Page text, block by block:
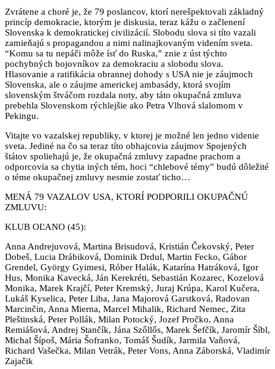
Zvrátene a choré je, že 79 poslancov, ktorí nerešpektovali základný
princíp demokracie, ktorým je diskusia, teraz kážu o začlenení
Slovenska k demokratickej civilizácií. Slobodu slova si títo vazali
zamieňajú s propagandou a nimi nalinajkovaným videním sveta.
“Komu sa tu nepáči môže ísť do Ruska,” znie z úst týchto
pochybných bojovníkov za demokraciu a slobodu slova.
Hlasovanie a ratifikácia obrannej dohody s USA nie je záujmoch
Slovenska, ale o záujme americkej ambasády, ktorá svojím
slovenským štváčom rozdala noty, aby táto okupačná zmluva
prebehla Slovenskom rýchlejšie ako Petra Vlhová slalomom v
Pekingu.
Vitajte vo vazalskej republiky, v ktorej je možné len jedno videnie
sveta. Jediné na čo sa teraz títo obhajcovia záujmov Spojených
štátov spoliehajú je, že okupačná zmluvy zapadne prachom a
odporcovia sa chytia iných tém, hoci “chlebové témy” budú dôležité
o téme okupačnej zmluvy nesmie zostať ticho…
MENÁ 79 VAZALOV USA, KTORÍ PODPORILI OKUPAČNÚ
ZMLUVU:
KLUB OĽANO (45):
Anna Andrejuvová, Martina Brisudová, Kristián Čekovský, Peter
Dobeš, Lucia Drábiková, Dominik Drdul, Martin Fecko, Gábor
Grendel, György Gyimesi, Róber Halák, Katarína Hatráková, Igor
Hus, Monika Kavecká, Ján Kerekréti, Sebastián Kozarec, Kozelová
Monika, Marek Krajčí, Peter Kremský, Juraj Krúpa, Karol Kučera,
Lukáš Kyselica, Peter Liba, Jana Majorová Garstková, Radovan
Marcinčin, Anna Mierna, Marcel Mihalik, Richard Nemec, Zita
Pleštinská, Peter Pollák, Milan Potocký, Jozef Pročko, Anna
Remiášová, Andrej Stančík, Jána Szőllős, Marek Šefčík, Jaromír Šíbl,
Michal Šípoš, Mária Šofranko, Tomáš Šudík, Jarmila Vaňová,
Richard Vašečka, Milan Vetrák, Peter Vons, Anna Záborská, Vladimír
Zajačik